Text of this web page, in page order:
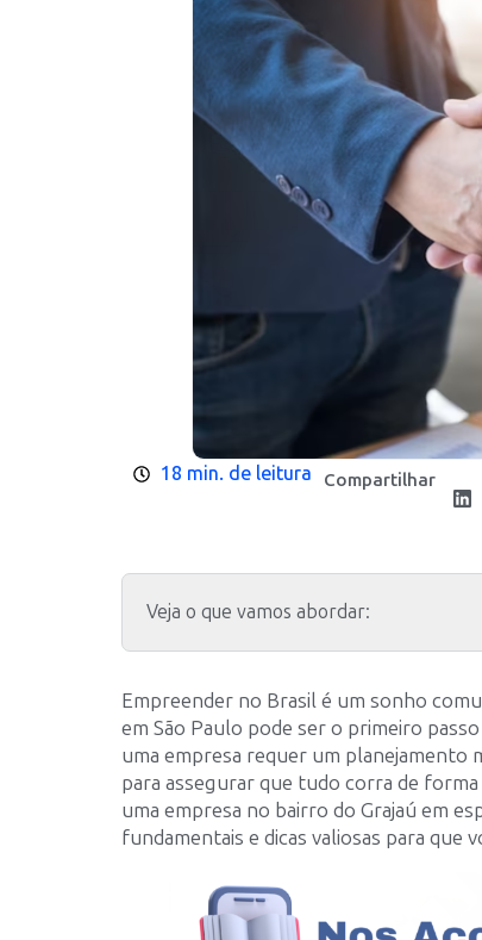
18 min. de leitura Compartilhar
Veja o que vamos abordar:
Empreender no Brasil é um sonho
em São Paulo pode ser o primeiro
uma empresa requer um planejamento
para assegurar que tudo corra de
uma empresa no bairro do Grajaú em
fundamentais e dicas valiosas para que